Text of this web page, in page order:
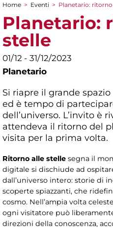
Tu sei qui
Home > Eventi > Planetario: ritorno
Planetario:
stelle
01/12 - 31/12/2023
Planetario
Si riapre il grande
ed è tempo di
dell’universo. L’invito è
attendeva il ritorno del
visita per la prima volta.
Ritorno alle stelle segna il
digitale si dischiude ad
dall’universo intero: storie di
scoperte spiazzanti, che
cosmo. Nell’ampia volta
ogni visitatore può
direzioni della conoscenza,